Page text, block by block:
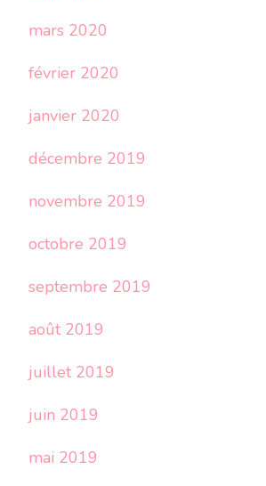
mars 2020
février 2020
janvier 2020
décembre 2019
novembre 2019
octobre 2019
septembre 2019
août 2019
juillet 2019
juin 2019
mai 2019